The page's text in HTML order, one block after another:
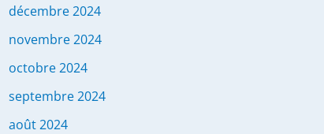
décembre 2024
novembre 2024
octobre 2024
septembre 2024
août 2024